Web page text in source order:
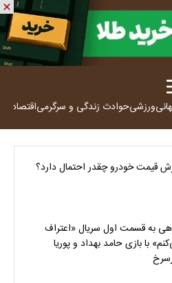
ورزشیحوادث زندگی و سرگرمیاقتصاد
قیمت خودرو چقدر احتمال دارد؟
به قسمت اول سریال «اعتراف
با بازی حامد بهداد و پوریا